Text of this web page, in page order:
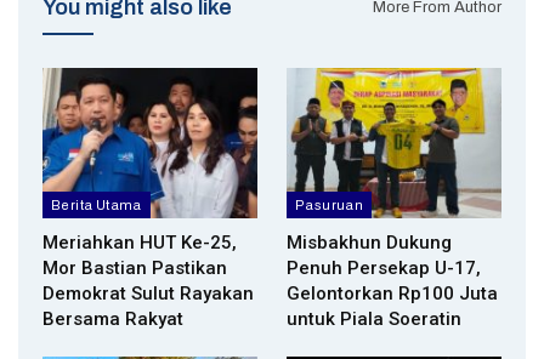
You might also like More From Author
Berita Utama
Meriahkan HUT Ke-25,
Mor Bastian Pastikan
Demokrat Sulut Rayakan
Bersama Rakyat
Pasuruan
Misbakhun Dukung
Penuh Persekap U-17,
Gelontorkan Rp100 Juta
untuk Piala Soeratin